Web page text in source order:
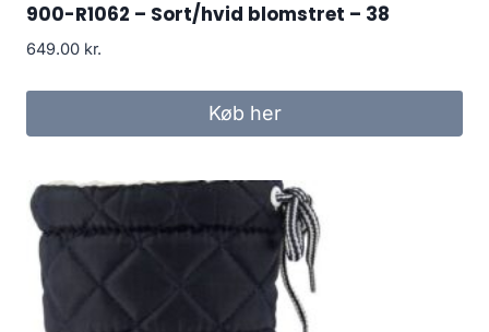
900-R1062 – Sort/hvid blomstret – 38
649.00 kr.
Køb her